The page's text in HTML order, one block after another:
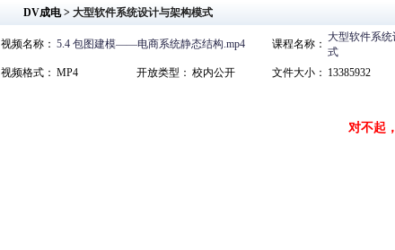
DV成电 > 大型软件系统设计与架构模式
视频名称： 5.4 包图建模——电商系统静态结构.mp4 课程名称：
大型软件系
式
视频格式： MP4 开放类型： 校内公开 文件大小： 13385932
对不起